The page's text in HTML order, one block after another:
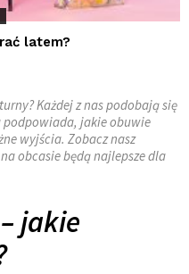
latem?
Każdej z nas podobają się
podpowiada, jakie obuwie
wyjścia. Zobacz nasz
na obcasie będą najlepsze dla
jakie